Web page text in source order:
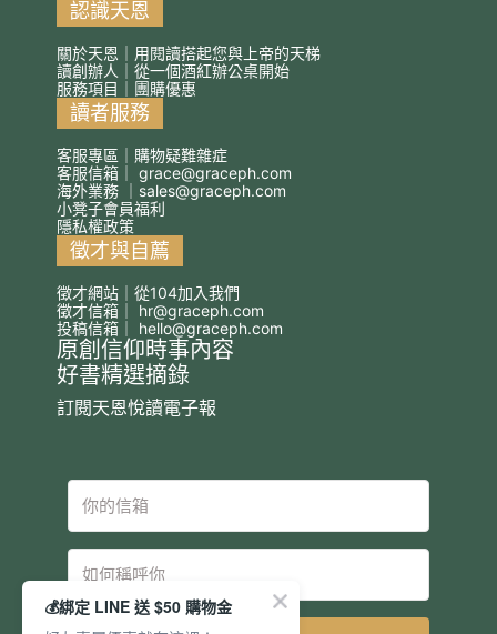
認識天恩
關於天恩｜用閱讀搭起您與上帝的天梯
讀創辦人｜從一個酒紅辦公桌開始
服務項目｜團購優惠
讀者服務
客服專區｜購物疑難雜症
客服信箱｜ grace@graceph.com
海外業務 ｜ sales@graceph.com
小凳子會員福利
隱私權政策
徵才與自薦
徵才網站｜從104加入我們
徵才信箱｜ hr@graceph.com
投稿信箱｜ hello@graceph.com
原創信仰時事內容
好書精選摘錄
訂閱天恩悅讀電子報
💰綁定 LINE 送 $50 購物金